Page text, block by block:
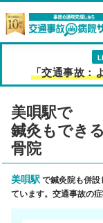
「交通事故：
美唄駅で
鍼灸もでき
骨院
美唄駅 で鍼灸院も併設
ています。交通事故の